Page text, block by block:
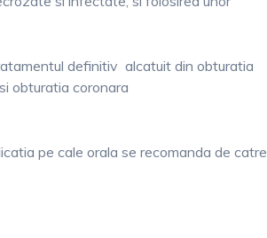
definitiv alcatuit din obturatia
obturatia coronara
pe cale orala se recomanda de catre